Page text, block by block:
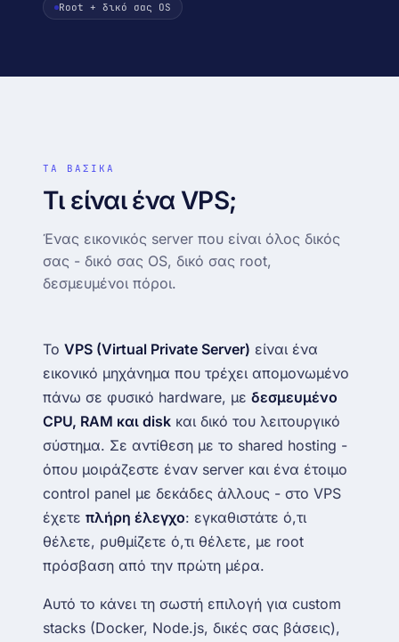
Root + δικό σας OS
ΤΑ ΒΑΣΙΚΑ
Τι είναι ένα VPS;
Ένας εικονικός server που είναι όλος δικός
σας - δικό σας OS, δικό σας root,
δεσμευμένοι πόροι.
Το VPS (Virtual Private Server) είναι ένα
εικονικό μηχάνημα που τρέχει απομονωμένο
πάνω σε φυσικό hardware, με δεσμευμένο
CPU, RAM και disk και δικό του λειτουργικό
σύστημα. Σε αντίθεση με το shared hosting -
όπου μοιράζεστε έναν server και ένα έτοιμο
control panel με δεκάδες άλλους - στο VPS
έχετε πλήρη έλεγχο: εγκαθιστάτε ό,τι
θέλετε, ρυθμίζετε ό,τι θέλετε, με root
πρόσβαση από την πρώτη μέρα.
Αυτό το κάνει τη σωστή επιλογή για custom
stacks (Docker, Node.js, δικές σας βάσεις),